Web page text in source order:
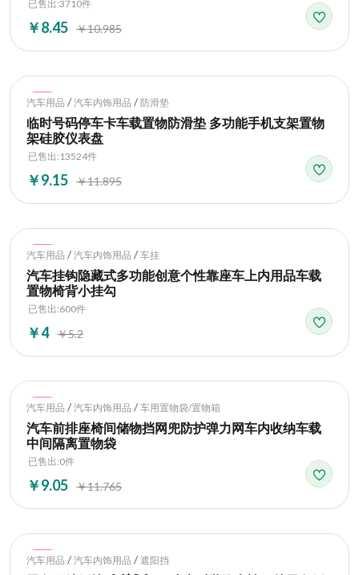
已售出:3710件
￥8.45 ￥10.985
Hot
汽车用品 / 汽车内饰用品 / 防滑垫
临时号码停车卡车载置物防滑垫 多功能手机支架置物
架硅胶仪表盘
已售出:13524件
￥9.15 ￥11.895
Hot
汽车用品 / 汽车内饰用品 / 车挂
汽车挂钩隐藏式多功能创意个性靠座车上内用品车载
置物椅背小挂勾
已售出:600件
￥4 ￥5.2
Hot
汽车用品 / 汽车内饰用品 / 车用置物袋/置物箱
汽车前排座椅间储物挡网兜防护弹力网车内收纳车载
中间隔离置物袋
已售出:0件
￥9.05 ￥11.765
Hot
汽车用品 / 汽车内饰用品 / 遮阳挡